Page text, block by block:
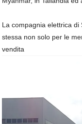
La compagnia elettrica
stessa non solo per le
vendita